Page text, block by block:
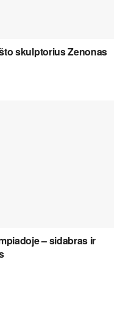
skulptorius Zenonas
– sidabras ir